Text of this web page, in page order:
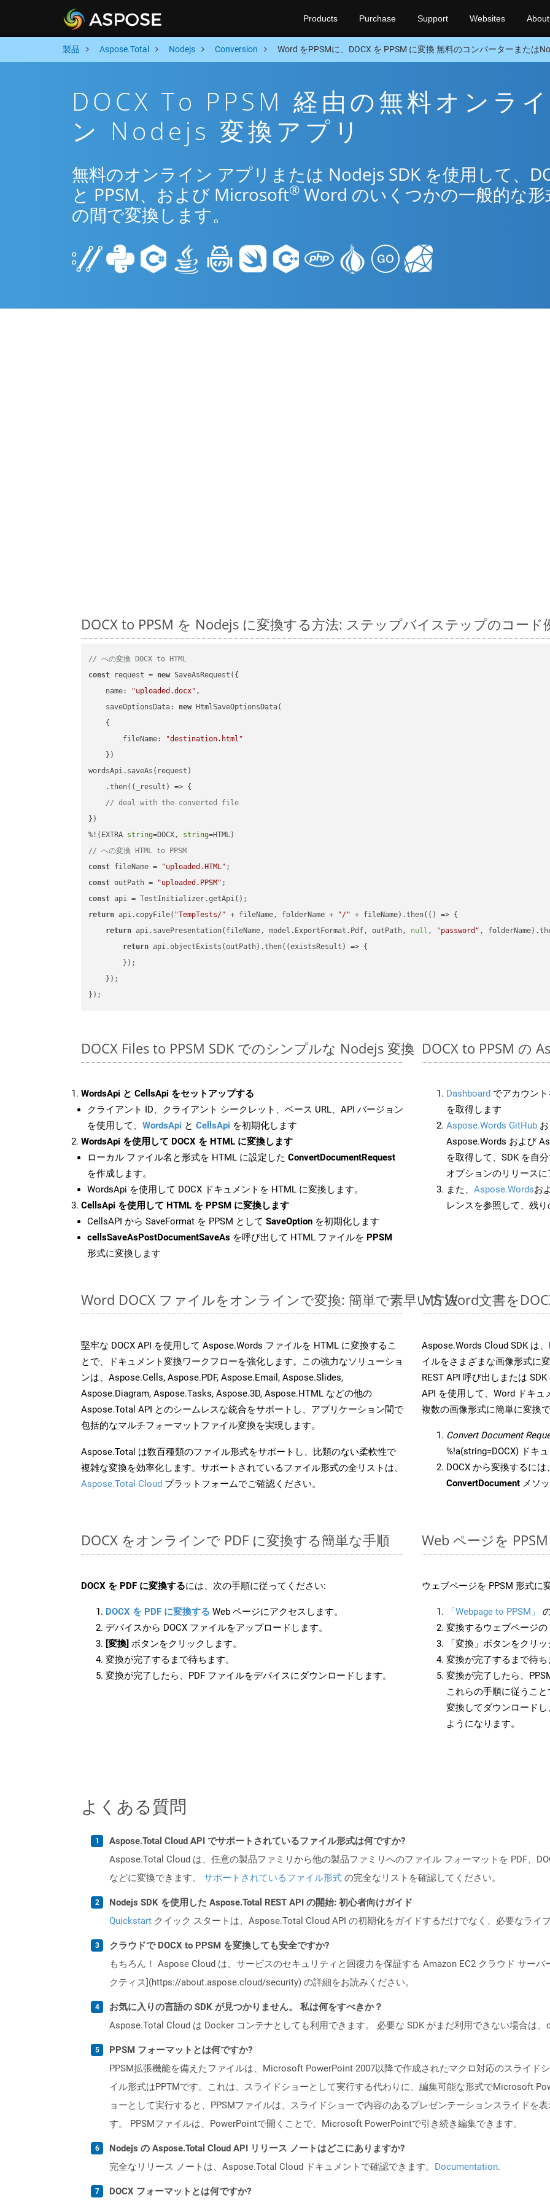
Products Purchase Support Websites About
製品 Aspose.Total Nodejs Conversion Word をPPSMに、DOCX を PPSM に変換 無料のコンバーターまたは
DOCX To PPSM 経由の無料オンライ
ン Nodejs 変換アプリ
無料のオンライン アプリまたは Nodejs SDK を使用して、
と PPSM、および Microsoft® Word のいくつかの一般的な形
の間で変換します。
DOCX to PPSM を Nodejs に変換する方法: ステップバイステップのコード
// への変換 DOCX to HTML
const request = new SaveAsRequest({
name: "uploaded.docx" ,
saveOptionsData: new HtmlSaveOptionsData(
    {
fileName:
"destination.html"
    })
wordsApi.saveAs(request)
    .then(
( _result ) => {
// deal with the converted file
})
%!(EXTRA string=DOCX, string
// への変換 HTML to PPSM
const fileName = "uploaded.HTML"
const outPath = "uploaded.PPSM"
const
return api.copyFile( "TempTests/" + fileName, folderName + "/" + fileName).then( () => {
return api.savePresentation(fileName, model.ExportFormat.Pdf, outPath, null , "password" ,
return api.objectExists(outPath).then( (existsResult ) => {
        });
    });
DOCX Files to PPSM SDK でのシンプルな Nodejs 変換
WordsApi と CellsApi をセットアップする
クライアント ID、クライアント シークレット、ベース URL、API バージョン
を使用して、 WordsApi と CellsApi を初期化します
WordsApi を使用して DOCX を HTML に変換します
ローカル ファイル名と形式を HTML に設定した ConvertDocumentRequest
を作成します。
WordsApi を使用して DOCX ドキュメントを HTML に変換します。
CellsApi を使用して HTML を PPSM に変換します
CellsAPI から SaveFormat を PPSM として SaveOption を初期化します
cellsSaveAsPostDocumentSaveAs を呼び出して HTML ファイルを PPSM
形式に変換します
DOCX to PPSM の
Dashboard でアカウン
を取得します
Aspose.Words GitHub
Aspose.Words および
を取得して、SDK を自
オプションのリリース
また、 Aspose.Wordsお
レンスを参照して、残
Word DOCX ファイルをオンラインで変換: 簡単で素早い方法
堅牢な DOCX API を使用して Aspose.Words ファイルを HTML に変換するこ
とで、ドキュメント変換ワークフローを強化します。この強力なソリューショ
ンは、Aspose.Cells, Aspose.PDF, Aspose.Email, Aspose.Slides,
Aspose.Diagram, Aspose.Tasks, Aspose.3D, Aspose.HTML などの他の
Aspose.Total API とのシームレスな統合をサポートし、アプリケーション間で
包括的なマルチフォーマットファイル変換を実現します。
Aspose.Total は数百種類のファイル形式をサポートし、比類のない柔軟性で
複雑な変換を効率化します。サポートされているファイル形式の全リストは、
Aspose.Total Cloud プラットフォームでご確認ください。
MS Word文書を
Aspose.Words Cloud SDK は
イルをさまざまな画像形式に
REST API 呼び出しまたは
API を使用して、Word ドキュ
複数の画像形式に簡単に変換
Convert Document
%!a(string=DOCX) ドキ
DOCX から変換するに
ConvertDocument メソ
DOCX をオンラインで PDF に変換する簡単な手順
DOCX を PDF に変換するには、次の手順に従ってください:
DOCX を PDF に変換する Web ページにアクセスします。
デバイスから DOCX ファイルをアップロードします。
[変換] ボタンをクリックします。
変換が完了するまで待ちます。
変換が完了したら、PDF ファイルをデバイスにダウンロードします。
Web ページを
ウェブページを PPSM 形式に
「Webpage to PPSM」
変換するウェブページ
「変換」ボタンをクリ
変換が完了するまで待ち
変換が完了したら、
これらの手順に従うこ
変換してダウンロード
ようになります。
よくある質問
Aspose.Total Cloud API でサポートされているファイル形式は何ですか?
Aspose.Total Cloud は、任意の製品ファミリから他の製品ファミリへのファイル フォーマットを PDF、
などに変換できます。 サポートされているファイル形式 の完全なリストを確認してください。
Nodejs SDK を使用した Aspose.Total REST API の開始: 初心者向けガイド
Quickstart クイック スタートは、Aspose.Total Cloud API の初期化をガイドするだけでなく、必要なライ
クラウドで DOCX to PPSM を変換しても安全ですか?
もちろん！ Aspose Cloud は、サービスのセキュリティと回復力を保証する Amazon EC2 クラウド サー
クティス](https://about.aspose.cloud/security) の詳細をお読みください。
お気に入りの言語の SDK が見つかりません。 私は何をすべきか？
Aspose.Total Cloud は Docker コンテナとしても利用できます。 必要な SDK がまだ利用できない場合は
PPSM フォーマットとは何ですか?
PPSM拡張機能を備えたファイルは、Microsoft PowerPoint 2007以降で作成されたマクロ対応のスライド
イル形式はPPTMです。これは、スライドショーとして実行する代わりに、編集可能な形式でMicrosoft
ョーとして実行すると、PPSMファイルは、スライドショーで内容のあるプレゼンテーションスライドを
す。 PPSMファイルは、PowerPointで開くことで、Microsoft PowerPointで引き続き編集できます。
Nodejs の Aspose.Total Cloud API リリース ノートはどこにありますか?
完全なリリース ノートは、Aspose.Total Cloud ドキュメントで確認できます。 Documentation.
DOCX フォーマットとは何ですか?